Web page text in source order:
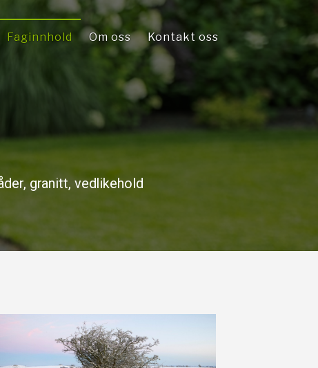
Faginnhold Om oss Kontakt oss
granitt, vedlikehold